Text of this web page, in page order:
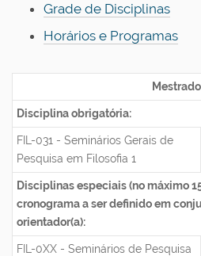
Grade de Disciplinas
Horários e Programas
Mestrado
Disciplina obrigatória:
FIL-031 - Seminários Gerais de
Pesquisa em Filosofia 1
Disciplinas especiais (no máximo
cronograma a ser definido em
orientador(a):
FIL-0XX - Seminários de Pesquisa